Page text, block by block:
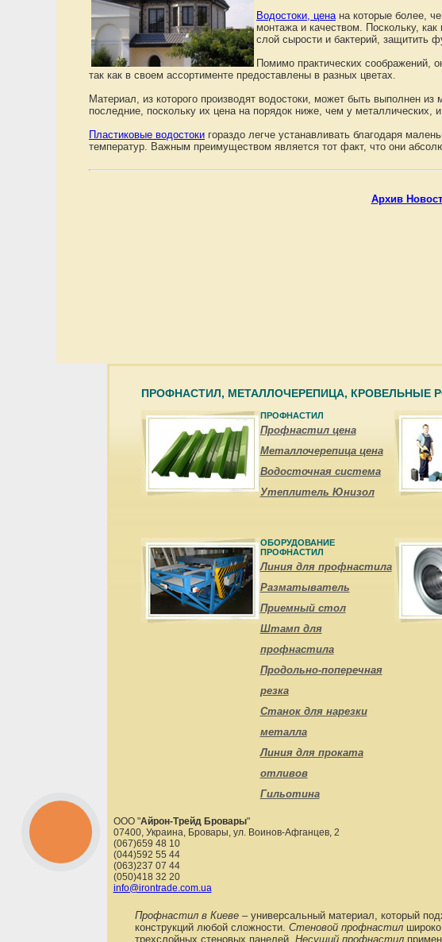
Водостоки, ценана которые более,
монтажа и качеством. Поскольку, как
слой сырости и бактерий, защитить
Помимо практических соображений,
так как в своем ассортименте предоставлены в разных цветах.
Материал, из которого производят водостоки, может быть выполнен
последние, поскольку их цена на порядок ниже, чем у металлических,
Пластиковые водостоки гораздо легче устанавливать благодаря
температур. Важным преимуществом является тот факт, что они
Архив
ПРОФНАСТИЛ, МЕТАЛЛОЧЕРЕПИЦА, КРОВЕЛЬНЫЕ
ПРОФНАСТИЛ
Профнастил цена
Металлочерепица цена
Водосточная система
Утеплитель Юнизол
ОБОРУДОВАНИЕ
ПРОФНАСТИЛ
Линия для профнастила
Разматыватель
Приемный стол
Штамп для
профнастила
Продольно-поперечная
резка
Станок для нарезки
металла
Линия для проката
отливов
Гильотина
ООО "Айрон-Трейд Бровары"
07400, Украина, Бровары, ул. Воинов-Афганцев, 2
(067)659 48 10
(044)592 55 44
(063)237 07 44
(050)418 32 20
info@irontrade.com.ua
Профнастил в Киеве– универсальный материал, который
конструкций любой сложности. Стеновой профнастилшироко
трехслойных стеновых панелей. Несущий профнастил